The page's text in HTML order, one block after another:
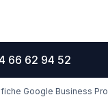
66 62 94 52
Google Business